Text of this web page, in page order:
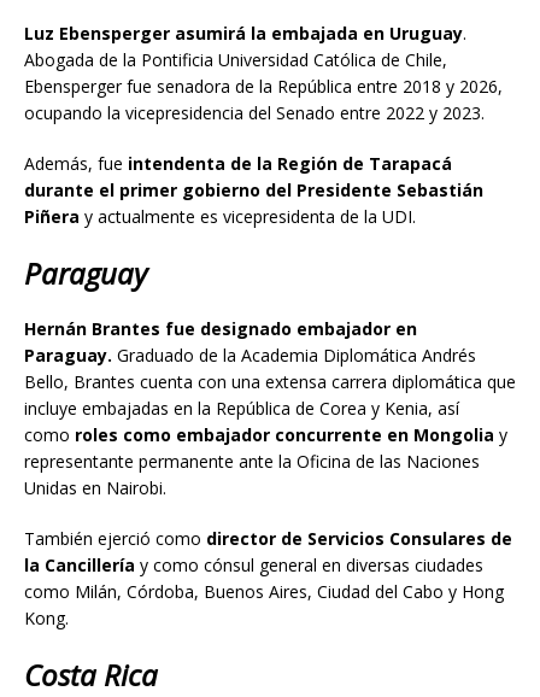
Luz Ebensperger asumirá la embajada en Uruguay.
Abogada de la Pontificia Universidad Católica de Chile,
Ebensperger fue senadora de la República entre 2018 y 2026,
ocupando la vicepresidencia del Senado entre 2022 y 2023.
Además, fue intendenta de la Región de Tarapacá
durante el primer gobierno del Presidente Sebastián
Piñera y actualmente es vicepresidenta de la UDI.
Paraguay
Hernán Brantes fue designado embajador en
Paraguay. Graduado de la Academia Diplomática Andrés
Bello, Brantes cuenta con una extensa carrera diplomática que
incluye embajadas en la República de Corea y Kenia, así
como roles como embajador concurrente en Mongolia y
representante permanente ante la Oficina de las Naciones
Unidas en Nairobi.
También ejerció como director de Servicios Consulares de
la Cancillería y como cónsul general en diversas ciudades
como Milán, Córdoba, Buenos Aires, Ciudad del Cabo y Hong
Kong.
Costa Rica